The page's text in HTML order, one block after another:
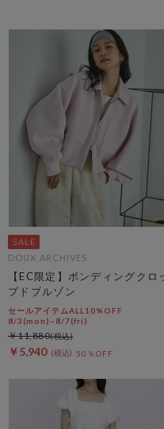
DOUX ARCHIVES
【EC限定】ボンディングクロ
プドブルゾン
セールアイテムALL10%OFF
8/3(mon)~8/7(fri)
￥5,940 50％OFF
￥11,880